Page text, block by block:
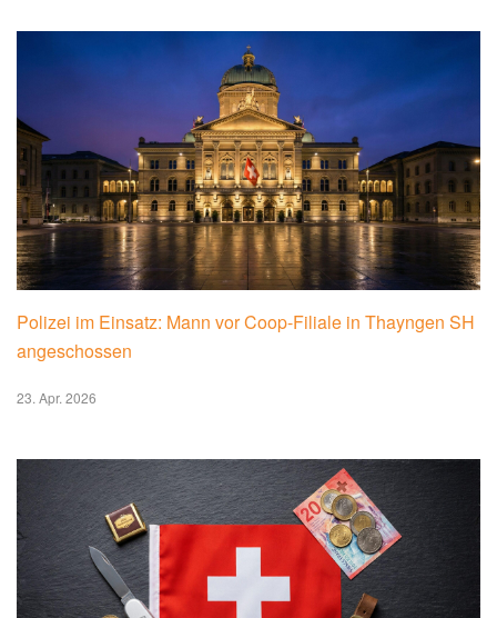
Polizei im Einsatz: Mann vor Coop-Filiale in Thayngen SH
angeschossen
23. Apr. 2026